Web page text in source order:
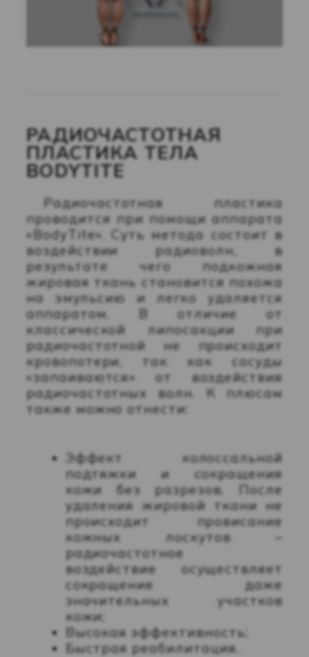
РАДИОЧАСТОТНАЯ
ПЛАСТИКА ТЕЛА
BODYTITE
Радиочастотная пластика
проводится при помощи аппарата
«BodyTite». Суть метода состоит в
воздействии радиоволн, в
результате чего подкожная
жировая ткань становится похожа
на эмульсию и легко удаляется
аппаратом. В отличие от
классической липосакции при
радиочастотной не происходит
кровопотери, так как сосуды
«запаиваются» от воздействия
радиочастотных волн. К плюсам
также можно отнести:
Эффект колоссальной
подтяжки и сокращения
кожи без разрезов. После
удаления жировой ткани не
происходит провисание
кожных лоскутов –
радиочастотное
воздействие осуществляет
сокращение даже
значительных участков
кожи;
Высокая эффективность;
Быстрая реабилитация.